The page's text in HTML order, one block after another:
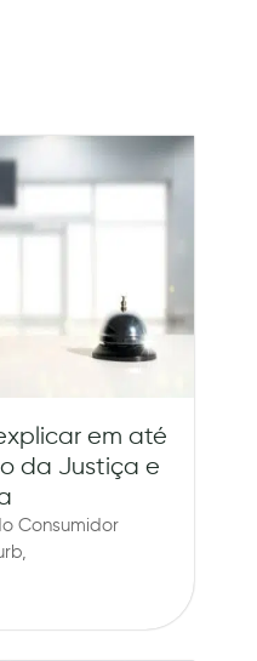
em até
da Justiça e
Consumidor